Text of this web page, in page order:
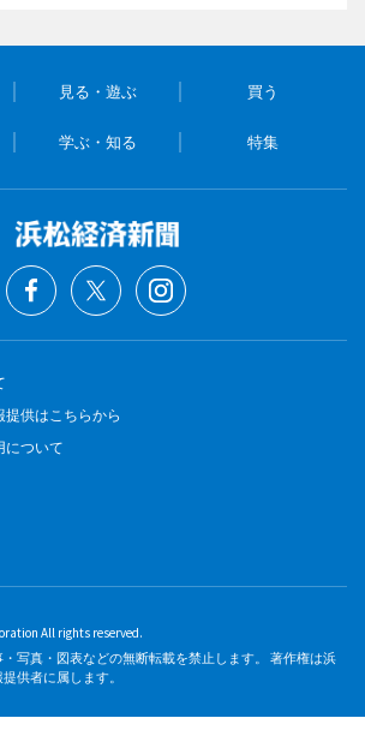
見る・遊ぶ 買う
学ぶ・知る 特集
供はこちらから
について
All rights reserved.
写真・図表などの無断転載を禁止します。 著作権は浜
供者に属します。